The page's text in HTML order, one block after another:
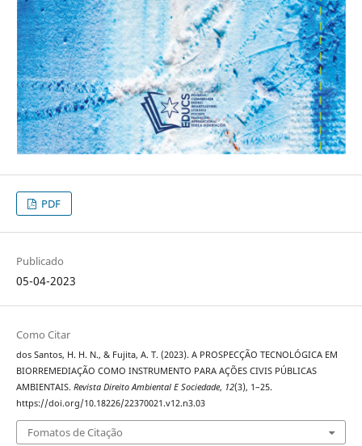
PDF
Publicado
05-04-2023
Como Citar
dos Santos, H. H. N., & Fujita, A. T. (2023). A PROSPECÇÃO TECNOLÓGICA EM
BIORREMEDIAÇÃO COMO INSTRUMENTO PARA AÇÕES CIVIS PÚBLICAS
AMBIENTAIS. Revista Direito Ambiental E Sociedade, 12(3), 1–25.
https://doi.org/10.18226/22370021.v12.n3.03
Fomatos de Citação